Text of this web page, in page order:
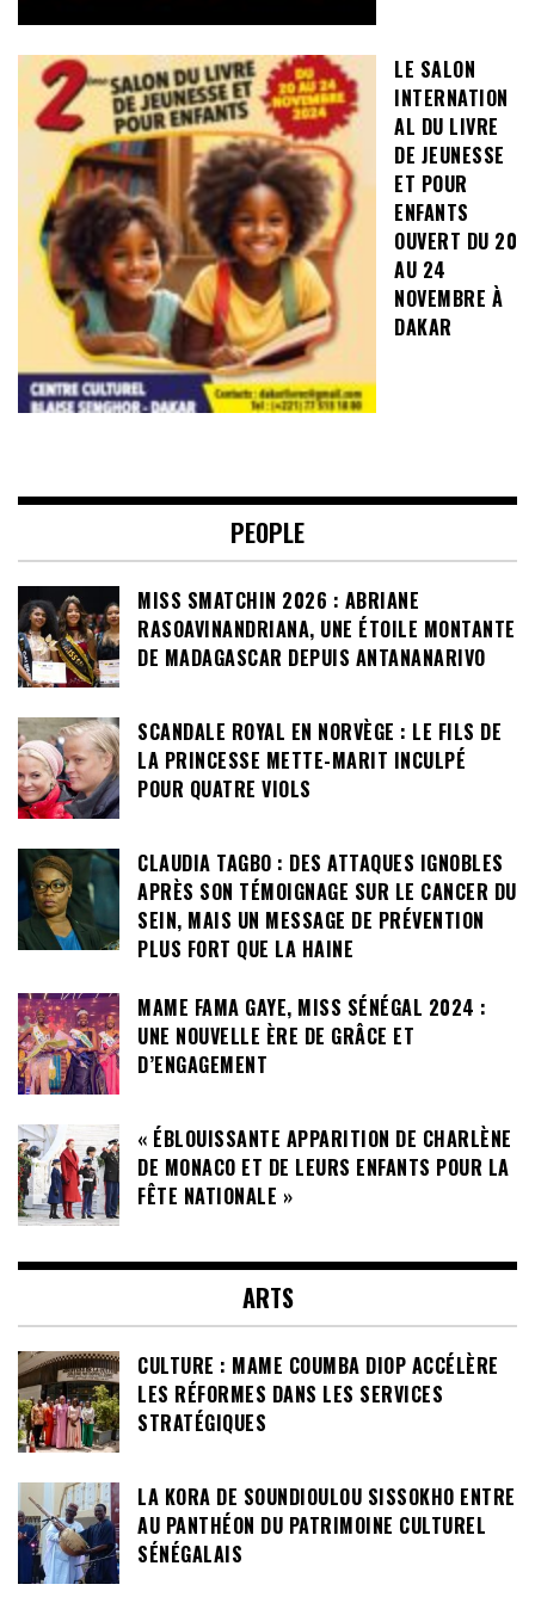
LE SALON
INTERNATION
AL DU LIVRE
DE JEUNESSE
ET POUR
ENFANTS
OUVERT DU 20
AU 24
NOVEMBRE À
DAKAR
PEOPLE
MISS SMATCHIN 2026 : ABRIANE
RASOAVINANDRIANA, UNE ÉTOILE MONTANTE
DE MADAGASCAR DEPUIS ANTANANARIVO
SCANDALE ROYAL EN NORVÈGE : LE FILS DE
LA PRINCESSE METTE-MARIT INCULPÉ
POUR QUATRE VIOLS
CLAUDIA TAGBO : DES ATTAQUES IGNOBLES
APRÈS SON TÉMOIGNAGE SUR LE CANCER DU
SEIN, MAIS UN MESSAGE DE PRÉVENTION
PLUS FORT QUE LA HAINE
MAME FAMA GAYE, MISS SÉNÉGAL 2024 :
UNE NOUVELLE ÈRE DE GRÂCE ET
D’ENGAGEMENT
« ÉBLOUISSANTE APPARITION DE CHARLÈNE
DE MONACO ET DE LEURS ENFANTS POUR LA
FÊTE NATIONALE »
ARTS
CULTURE : MAME COUMBA DIOP ACCÉLÈRE
LES RÉFORMES DANS LES SERVICES
STRATÉGIQUES
LA KORA DE SOUNDIOULOU SISSOKHO ENTRE
AU PANTHÉON DU PATRIMOINE CULTUREL
SÉNÉGALAIS